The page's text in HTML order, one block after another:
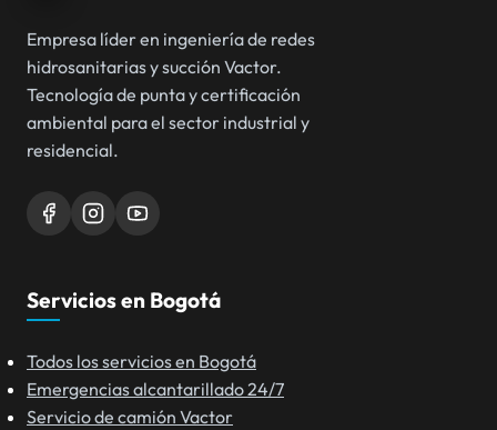
Empresa líder en ingeniería de redes
hidrosanitarias y succión Vactor.
Tecnología de punta y certificación
ambiental para el sector industrial y
residencial.
Servicios en Bogotá
Todos los servicios en Bogotá
Emergencias alcantarillado 24/7
Servicio de camión Vactor